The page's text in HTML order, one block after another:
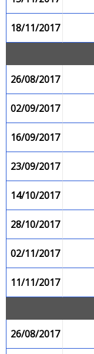
18/11/2017
26/08/2017
02/09/2017
16/09/2017
23/09/2017
14/10/2017
28/10/2017
02/11/2017
11/11/2017
26/08/2017